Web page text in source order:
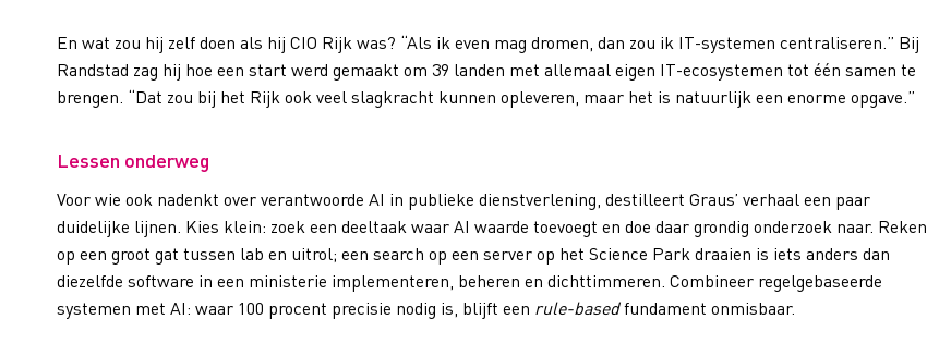
En wat zou hij zelf doen als hij CIO Rijk was? “Als ik even mag dromen, dan zou ik IT-systemen centraliseren.” Bij
Randstad zag hij hoe een start werd gemaakt om 39 landen met allemaal eigen IT-ecosystemen tot één samen te
brengen. “Dat zou bij het Rijk ook veel slagkracht kunnen opleveren, maar het is natuurlijk een enorme opgave.”
Lessen onderweg
Voor wie ook nadenkt over verantwoorde AI in publieke dienstverlening, destilleert Graus’ verhaal een paar
duidelijke lijnen. Kies klein: zoek een deeltaak waar AI waarde toevoegt en doe daar grondig onderzoek naar. Reken
op een groot gat tussen lab en uitrol; een search op een server op het Science Park draaien is iets anders dan
diezelfde software in een ministerie implementeren, beheren en dichttimmeren. Combineer regelgebaseerde
systemen met AI: waar 100 procent precisie nodig is, blijft een rule-basedfundament onmisbaar.